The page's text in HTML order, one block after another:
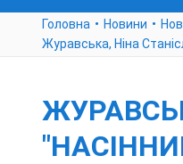
Головна Новини
Журавська, Ніна